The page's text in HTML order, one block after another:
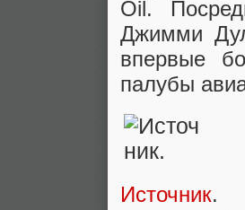
Oil.
Джимми
впервые
палубы
Источник.